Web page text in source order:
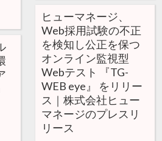
ヒューマネージ、
Web採用試験の不正
を検知し公正を保つ
オンライン監視型
Webテスト 『TG-
WEB eye』 をリリー
ス｜株式会社ヒュー
マネージのプレスリ
リース